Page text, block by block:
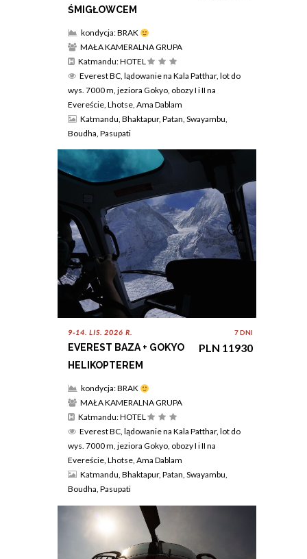
ŚMIGŁOWCEM
kondycja: BRAK
MAŁA KAMERALNA GRUPA
Katmandu: HOTEL
Everest BC, lądowanie na Kala Patthar, lot do
wys. 7000 m, jeziora Gokyo, obozy I i II na
Evereście, Lhotse, Ama Dablam
Katmandu, Bhaktapur, Patan, Swayambu,
Boudha, Pasupati
9-14. LIS. 2026 R.
EVEREST BAZA + GOKYO
HELIKOPTEREM
7 DNI
PLN 11930
kondycja: BRAK
MAŁA KAMERALNA GRUPA
Katmandu: HOTEL
Everest BC, lądowanie na Kala Patthar, lot do
wys. 7000 m, jeziora Gokyo, obozy I i II na
Evereście, Lhotse, Ama Dablam
Katmandu, Bhaktapur, Patan, Swayambu,
Boudha, Pasupati